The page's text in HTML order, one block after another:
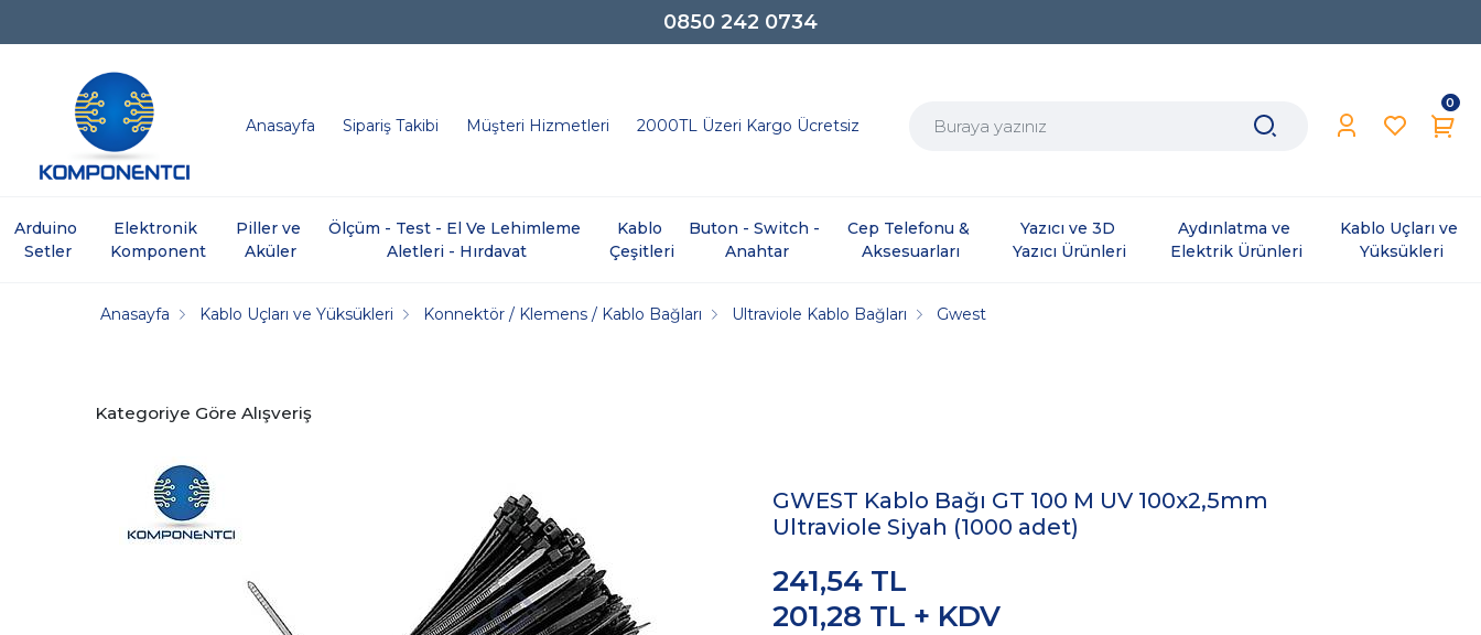
0850 242 0734
Anasayfa Sipariş Takibi Müşteri Hizmetleri 2000TL Üzeri Kargo Ücretsiz
0
Arduino
Setler
Elektronik
Komponent
Piller ve
Aküler
Ölçüm - Test - El Ve Lehimleme
Aletleri - Hırdavat
Kablo
Çeşitleri
Buton - Switch -
Anahtar
Cep Telefonu &
Aksesuarları
Yazıcı ve 3D
Yazıcı Ürünleri
Aydınlatma ve
Elektrik Ürünleri
Kablo Uçları ve
Yüksükleri
Anasayfa Kablo Uçları ve Yüksükleri Konnektör / Klemens / Kablo Bağları Ultraviole Kablo Bağları Gwest
Kategoriye Göre Alışveriş
GWEST Kablo Bağı GT 100 M UV 100x2,5mm
Ultraviole Siyah (1000 adet)
201,28 TL + KDV
241,54 TL